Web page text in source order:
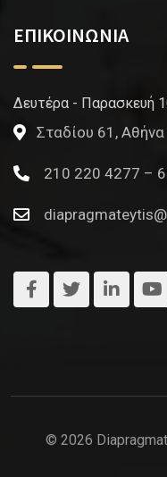
ΕΠΙΚΟΙΝΩΝΙΑ
Δευτέρα - Παρασκευή
Σταδίου 61,
210 220 4277 –
© 2026